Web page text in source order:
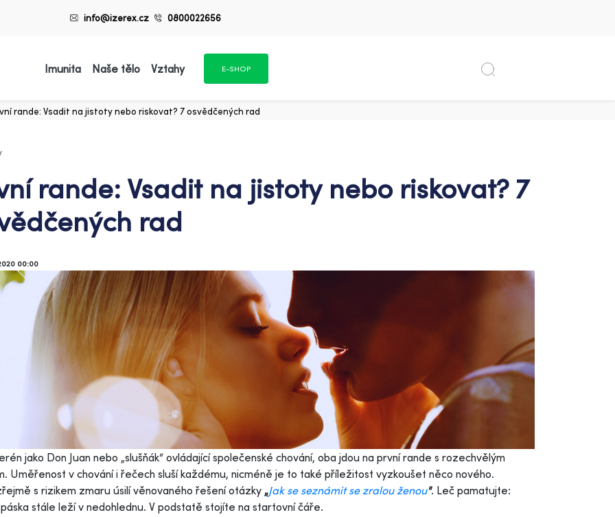
info@izerex.cz 0800022656
Imunita Naše tělo Vztahy E-SHOP
rande: Vsadit na jistoty nebo riskovat? 7 osvědčených rad
rande: Vsadit na jistoty nebo riskovat? 7
rad
00:00
jako Don Juan nebo „slušňák“ ovládající společenské chování, oba jdou na první rande s rozechvělým
Uměřenost v chování i řečech sluší každému, nicméně je to také příležitost vyzkoušet něco nového.
s rizikem zmaru úsilí věnovaného řešení otázky „Jak se seznámit se zralou ženou". Leč pamatujte:
stále leží v nedohlednu. V podstatě stojíte na startovní čáře.